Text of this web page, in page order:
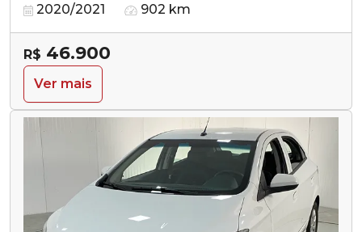
2020/2021 902 km
R$ 46.900
Ver mais